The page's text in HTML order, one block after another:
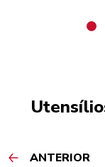
ANTERIOR